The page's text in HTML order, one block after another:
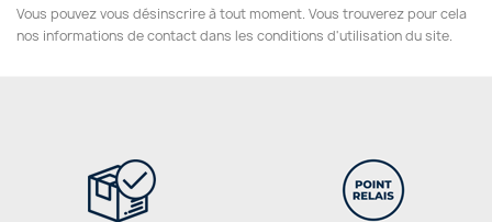
Vous pouvez vous désinscrire à tout moment. Vous trouverez pour cela
nos informations de contact dans les conditions d'utilisation du site.